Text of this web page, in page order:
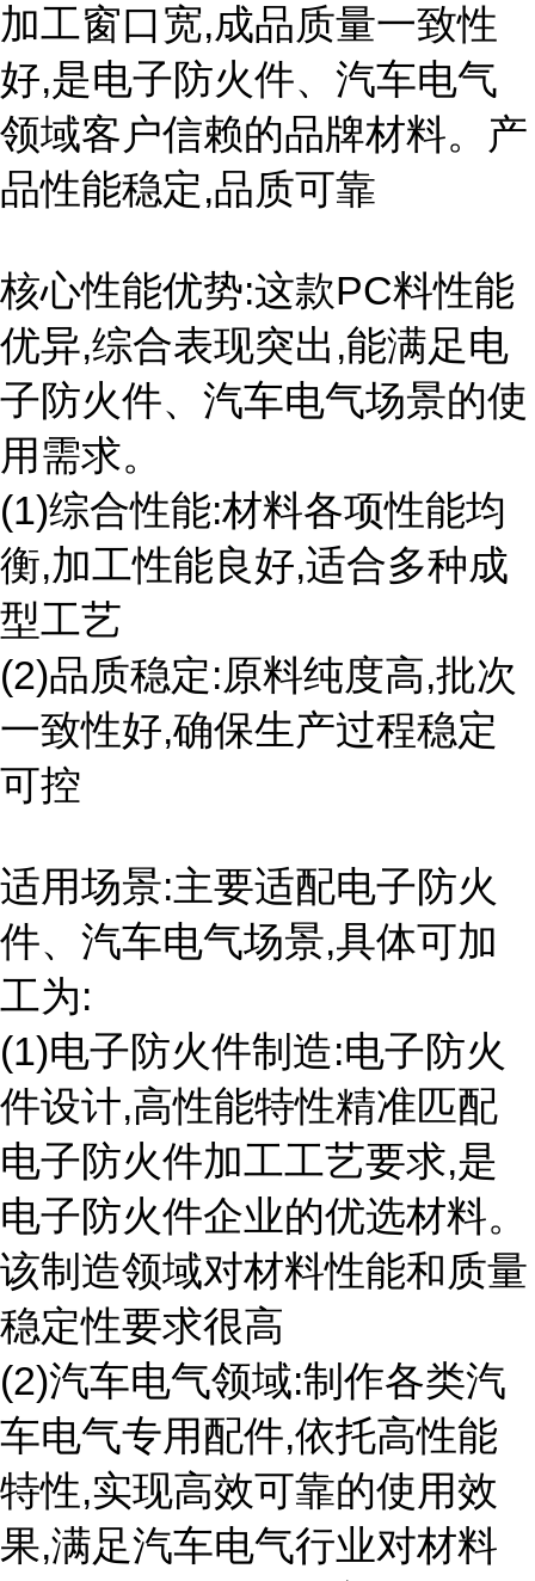
加工窗口宽,成品质量一致性
好,是电子防火件、汽车电气
领域客户信赖的品牌材料。产
品性能稳定,品质可靠
核心性能优势:这款PC料性能
优异,综合表现突出,能满足电
子防火件、汽车电气场景的使
用需求。
(1)综合性能:材料各项性能均
衡,加工性能良好,适合多种成
型工艺
(2)品质稳定:原料纯度高,批次
一致性好,确保生产过程稳定
可控
适用场景:主要适配电子防火
件、汽车电气场景,具体可加
工为:
(1)电子防火件制造:电子防火
件设计,高性能特性精准匹配
电子防火件加工工艺要求,是
电子防火件企业的优选材料。
该制造领域对材料性能和质量
稳定性要求很高
(2)汽车电气领域:制作各类汽
车电气专用配件,依托高性能
特性,实现高效可靠的使用效
果,满足汽车电气行业对材料